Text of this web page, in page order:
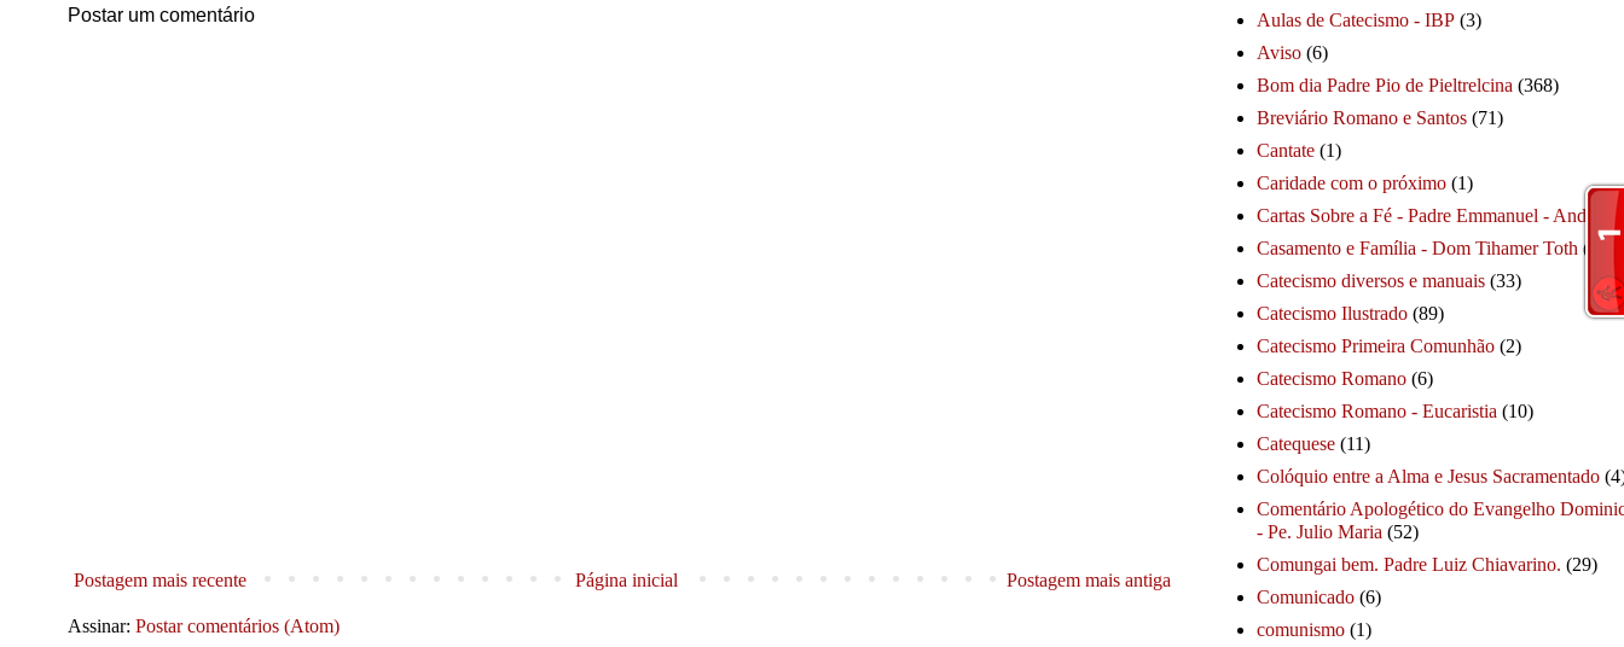
Postar um comentário
Postagem mais recente Postagem mais antiga
Página inicial
Assinar: Postar comentários (Atom)
Aulas de Catecismo - IBP (3)
Aviso (6)
Bom dia Padre Pio de Pieltrelcina (368)
Breviário Romano e Santos (71)
Cantate (1)
Caridade com o próximo (1)
Cartas Sobre a Fé - Padre Emmanuel - André
Casamento e Família - Dom Tihamer Toth (115)
Catecismo diversos e manuais (33)
Catecismo Ilustrado (89)
Catecismo Primeira Comunhão (2)
Catecismo Romano (6)
Catecismo Romano - Eucaristia (10)
Catequese (11)
Colóquio entre a Alma e Jesus Sacramentado
Comentário Apologético do Evangelho
- Pe. Julio Maria (52)
Comungai bem. Padre Luiz Chiavarino. (29)
Comunicado (6)
comunismo (1)